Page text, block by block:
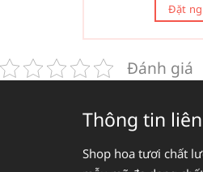
Đặt
Đánh giá
Thông tin
Shop hoa tươi chất